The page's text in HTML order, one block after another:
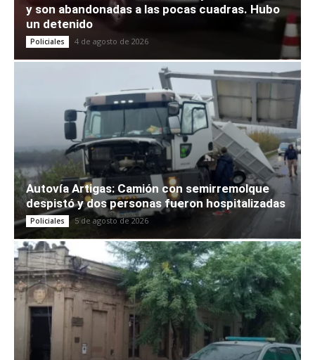
y son abandonadas a las pocas cuadras. Hubo
un detenido
Policiales 4 de agosto de 2026
Autovía Artigas: Camión con semirremolque
despistó y dos personas fueron hospitalizadas
Policiales 5 de agosto de 2026